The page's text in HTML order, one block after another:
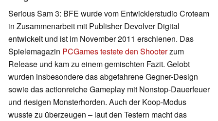
Serious Sam 3: BFE wurde vom Entwicklerstudio Croteam
in Zusammenarbeit mit Publisher Devolver Digital
entwickelt und ist im November 2011 erschienen. Das
Spielemagazin PCGames testete den Shooterzum
Release und kam zu einem gemischten Fazit. Gelobt
wurden insbesondere das abgefahrene Gegner-Design
sowie das actionreiche Gameplay mit Nonstop-Dauerfeuer
und riesigen Monsterhorden. Auch der Koop-Modus
wusste zu überzeugen – laut den Testern macht das